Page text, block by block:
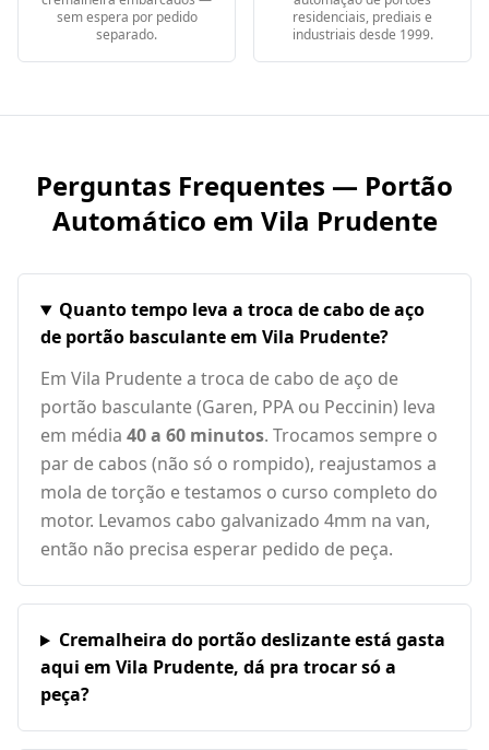
sem espera por pedido
separado.
residenciais, prediais e
industriais desde 1999.
Perguntas Frequentes — Portão
Automático em Vila Prudente
Quanto tempo leva a troca de cabo de aço
de portão basculante em Vila Prudente?
Em Vila Prudente a troca de cabo de aço de
portão basculante (Garen, PPA ou Peccinin) leva
em média 40 a 60 minutos. Trocamos sempre o
par de cabos (não só o rompido), reajustamos a
mola de torção e testamos o curso completo do
motor. Levamos cabo galvanizado 4mm na van,
então não precisa esperar pedido de peça.
Cremalheira do portão deslizante está gasta
aqui em Vila Prudente, dá pra trocar só a
peça?